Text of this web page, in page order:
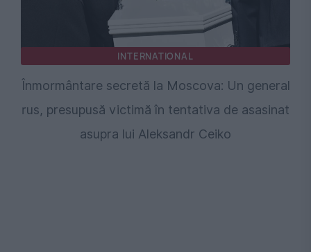
INTERNATIONAL
Înmormântare secretă la Moscova: Un general
rus, presupusă victimă în tentativa de asasinat
asupra lui Aleksandr Ceiko